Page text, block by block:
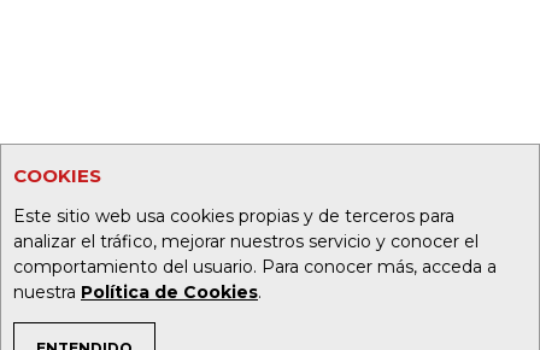
COOKIES
Este sitio web usa cookies propias y de terceros para
analizar el tráfico, mejorar nuestros servicio y conocer el
comportamiento del usuario. Para conocer más, acceda a
nuestra Política de Cookies.